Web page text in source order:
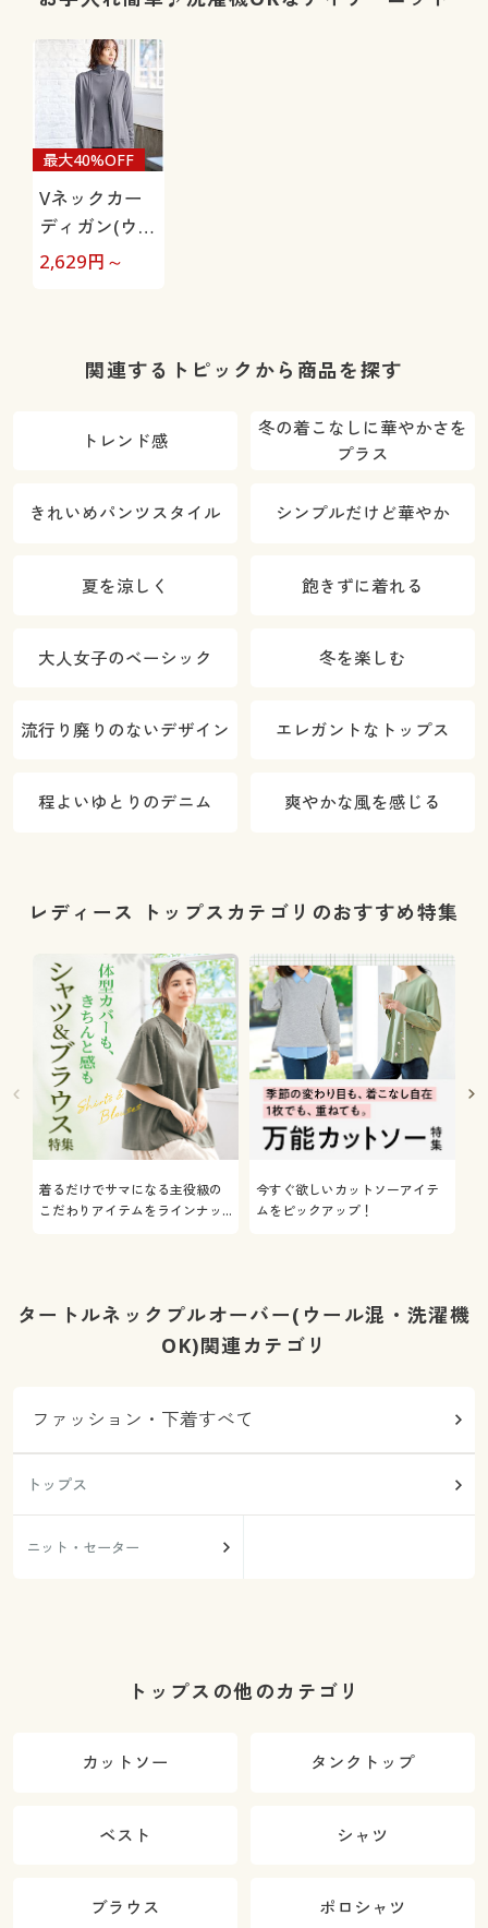
Vネックカー
ディガン(ウー
ル混・洗濯機
最大40%OFF
2,629円～
関連するトピックから商品を探す
トレンド感
冬の着こなしに華やかさを
プラス
きれいめパンツスタイル シンプルだけど華やか
夏を涼しく 飽きずに着れる
大人女子のベーシック 冬を楽しむ
流行り廃りのないデザイン エレガントなトップス
程よいゆとりのデニム 爽やかな風を感じる
レディース トップスカテゴリのおすすめ特集
着るだけでサマになる主役級の
こだわりアイテムをラインナッ
今すぐ欲しいカットソーアイテ
ムをピックアップ！
タートルネックプルオーバー(ウール混・洗濯機
OK)関連カテゴリ
ファッション・下着すべて
トップス
ニット・セーター
トップスの他のカテゴリ
カットソー タンクトップ
ベスト シャツ
ブラウス ポロシャツ